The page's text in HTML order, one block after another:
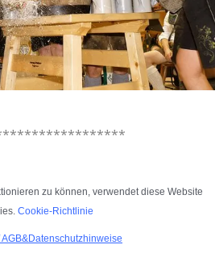
zu können, verwendet diese Website
Cookie-Richtlinie
AGB&Datenschutzhinweise